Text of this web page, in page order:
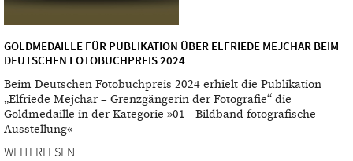
GOLDMEDAILLE FÜR PUBLIKATION ÜBER ELFRIEDE MEJCHAR BEIM
DEUTSCHEN FOTOBUCHPREIS 2024
Beim Deutschen Fotobuchpreis 2024 erhielt die Publikation
„Elfriede Mejchar – Grenzgängerin der Fotografie“ die
Goldmedaille in der Kategorie »01 - Bildband fotografische
Ausstellung«
WEITERLESEN …